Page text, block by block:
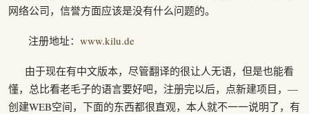
网络公司，信誉方面应该是没有什么问题的。
注册地址： www.kilu.de
由于现在有中文版本，尽管翻译的很让人无语，但是也能看
懂，总比看老毛子的语言要好吧，注册完以后，点新建项目，—
创建WEB空间，下面的东西都很直观，本人就不一一说明了，有